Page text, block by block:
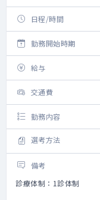
日程/時間
勤務開始時期
給与
交通費
勤務内容
選考方法
備考
診療体制：1診体制